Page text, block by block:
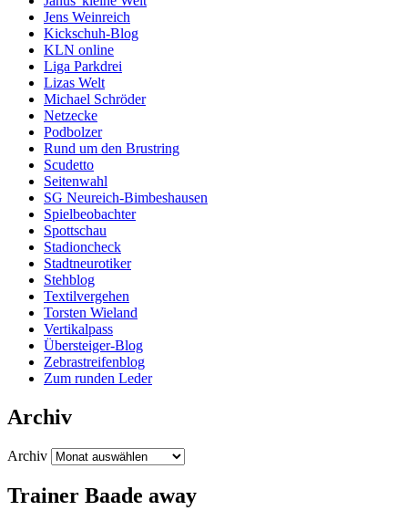
Jens Weinreich
Kickschuh-Blog
KLN online
Liga Parkdrei
Lizas Welt
Michael Schröder
Netzecke
Podbolzer
Rund um den Brustring
Scudetto
Seitenwahl
SG Neureich-Bimbeshausen
Spielbeobachter
Spottschau
Stadioncheck
Stadtneurotiker
Stehblog
Textilvergehen
Torsten Wieland
Vertikalpass
Übersteiger-Blog
Zebrastreifenblog
Zum runden Leder
Archiv
Archiv
Trainer Baade away